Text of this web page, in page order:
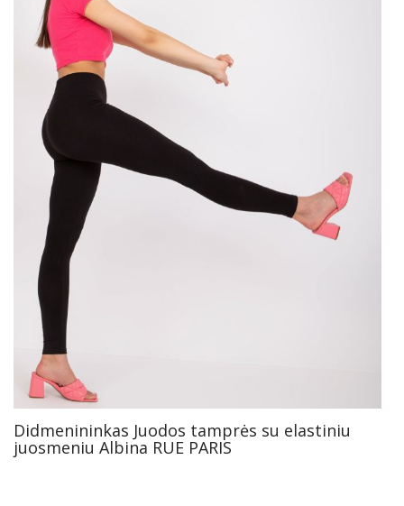
Didmenininkas Juodos tamprės su elastiniu
juosmeniu Albina RUE PARIS